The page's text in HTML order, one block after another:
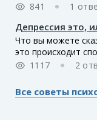
841
1
Депрессия это,
Что вы можете
это происходит
1117
2
Все советы